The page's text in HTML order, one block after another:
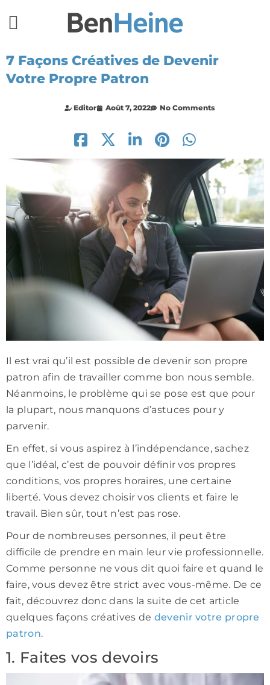
7 Façons Créatives de Devenir
Votre Propre Patron
Editor Août 7, 2022 No Comments
Il est vrai qu’il est possible de devenir son propre
patron afin de travailler comme bon nous semble.
Néanmoins, le problème qui se pose est que pour
la plupart, nous manquons d’astuces pour y
parvenir.
En effet, si vous aspirez à l’indépendance, sachez
que l’idéal, c’est de pouvoir définir vos propres
conditions, vos propres horaires, une certaine
liberté. Vous devez choisir vos clients et faire le
travail. Bien sûr, tout n’est pas rose.
Pour de nombreuses personnes, il peut être
difficile de prendre en main leur vie professionnelle.
Comme personne ne vous dit quoi faire et quand le
faire, vous devez être strict avec vous-même. De ce
fait, découvrez donc dans la suite de cet article
quelques façons créatives de devenir votre propre
patron.
1. Faites vos devoirs